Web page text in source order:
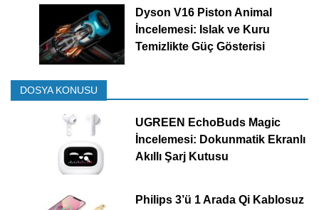
Dyson V16 Piston Animal
İncelemesi: Islak ve Kuru
Temizlikte Güç Gösterisi
DOSYA KONUSU
UGREEN EchoBuds Magic
İncelemesi: Dokunmatik Ekranlı
Akıllı Şarj Kutusu
Philips 3’ü 1 Arada Qi Kablosuz